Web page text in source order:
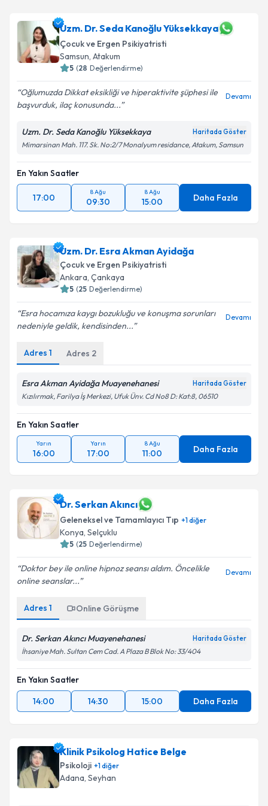
Uzm. Dr. Seda Kanoğlu Yüksekkaya
Çocuk ve Ergen Psikiyatristi
Samsun, Atakum
5 (28 Değerlendirme)
Oğlumuzda Dikkat eksikliği ve hiperaktivite şüphesi ile
başvurduk, ilaç konusunda...
Devamı
Uzm. Dr. Seda Kanoğlu Yüksekkaya Haritada Göster
Mimarsinan Mah. 117. Sk. No:2/7 Monalyum residance, Atakum, Samsun
En Yakın Saatler
17:00
8 Ağu
09:30
8 Ağu
15:00 Daha Fazla
Uzm. Dr. Esra Akman Ayidağa
Çocuk ve Ergen Psikiyatristi
Ankara, Çankaya
5 (25 Değerlendirme)
Esra hocamıza kaygı bozukluğu ve konuşma sorunları
nedeniyle geldik, kendisinden...
Devamı
Adres 1 Adres 2
Esra Akman Ayidağa Muayenehanesi Haritada Göster
Kızılırmak, Farilya İş Merkezi, Ufuk Ünv. Cd No8 D: Kat:8, 06510
En Yakın Saatler
Yarın
16:00
Yarın
17:00
8 Ağu
11:00 Daha Fazla
Dr. Serkan Akıncı
Geleneksel ve Tamamlayıcı Tıp +1diğer
Konya, Selçuklu
5 (25 Değerlendirme)
Doktor bey ile online hipnoz seansı aldım. Öncelikle
online seanslar...
Devamı
Adres 1 Online Görüşme
Dr. Serkan Akıncı Muayenehanesi Haritada Göster
İhsaniye Mah. Sultan Cem Cad. A Plaza B Blok No: 33/404
En Yakın Saatler
14:00
14:30 15:00 Daha Fazla
Klinik Psikolog Hatice Belge
Psikoloji +1diğer
Adana, Seyhan